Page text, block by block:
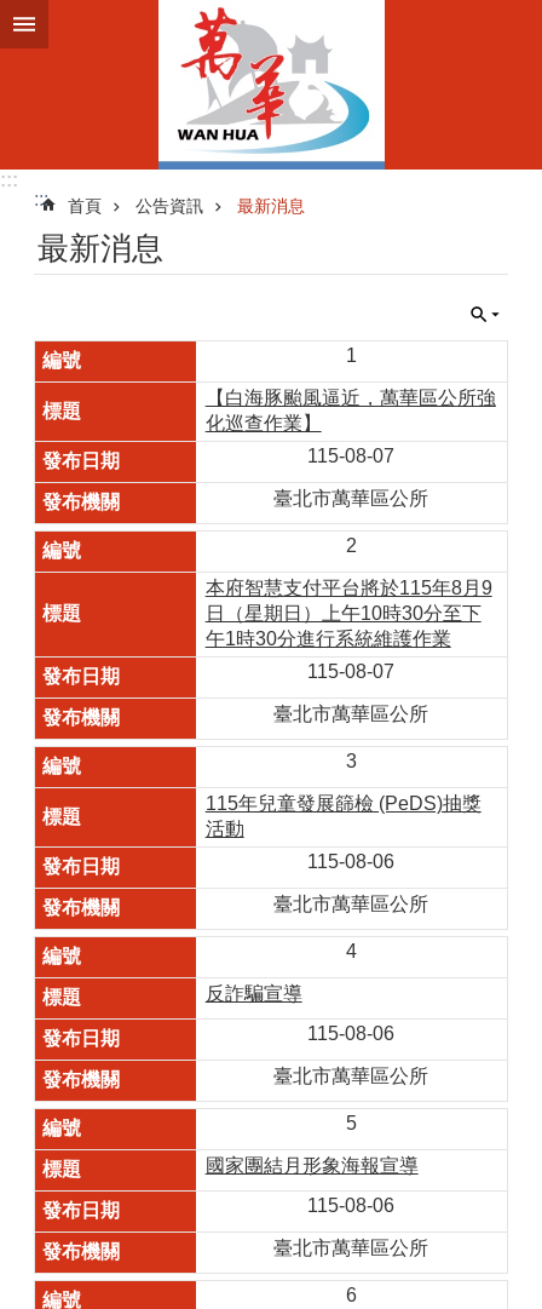
跳到主要內容區塊
:::
:::
首頁 公告資訊 最新消息
最新消息
1
【白海豚颱風逼近，萬華區公所強
化巡查作業】
115-08-07
臺北市萬華區公所
2
本府智慧支付平台將於115年8月9
日（星期日）上午10時30分至下
午1時30分進行系統維護作業
115-08-07
臺北市萬華區公所
3
115年兒童發展篩檢 (PeDS)抽獎
活動
115-08-06
臺北市萬華區公所
4
反詐騙宣導
115-08-06
臺北市萬華區公所
5
國家團結月形象海報宣導
115-08-06
臺北市萬華區公所
6